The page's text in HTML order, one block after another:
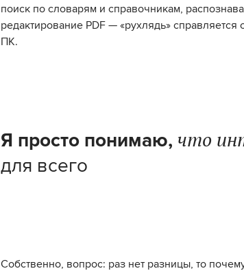
поиск по словарям и справочникам,
редактирование PDF — «рухлядь»
ПК.
Я просто понимаю, что
для всего
Собственно, вопрос: раз нет разницы, то